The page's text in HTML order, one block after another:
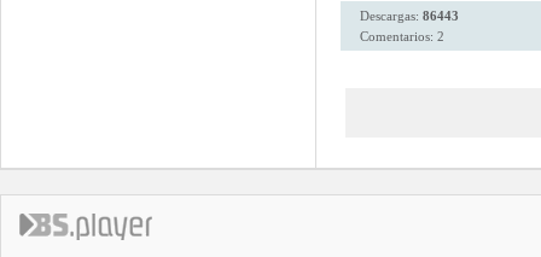
Descargas: 86443
Comentarios: 2